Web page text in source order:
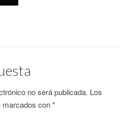
no será publicada. Los
marcados con*